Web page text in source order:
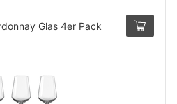
Glas 4er Pack